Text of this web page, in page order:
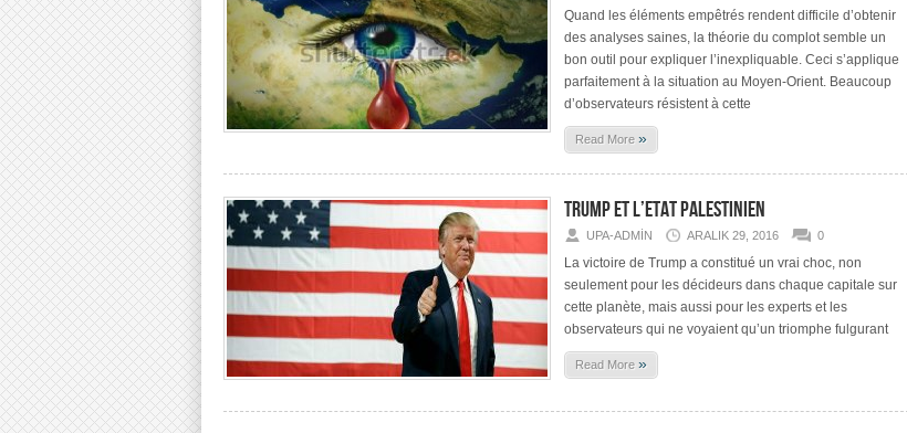
Quand les éléments empêtrés rendent difficile d’obtenir
des analyses saines, la théorie du complot semble un
bon outil pour expliquer l’inexpliquable. Ceci s’applique
parfaitement à la situation au Moyen-Orient. Beaucoup
d’observateurs résistent à cette
Read More »
TRUMP ET L’ETAT PALESTINIEN
UPA-ADMIN ARALIK 29, 2016 0
La victoire de Trump a constitué un vrai choc, non
seulement pour les décideurs dans chaque capitale sur
cette planète, mais aussi pour les experts et les
observateurs qui ne voyaient qu’un triomphe fulgurant
Read More »